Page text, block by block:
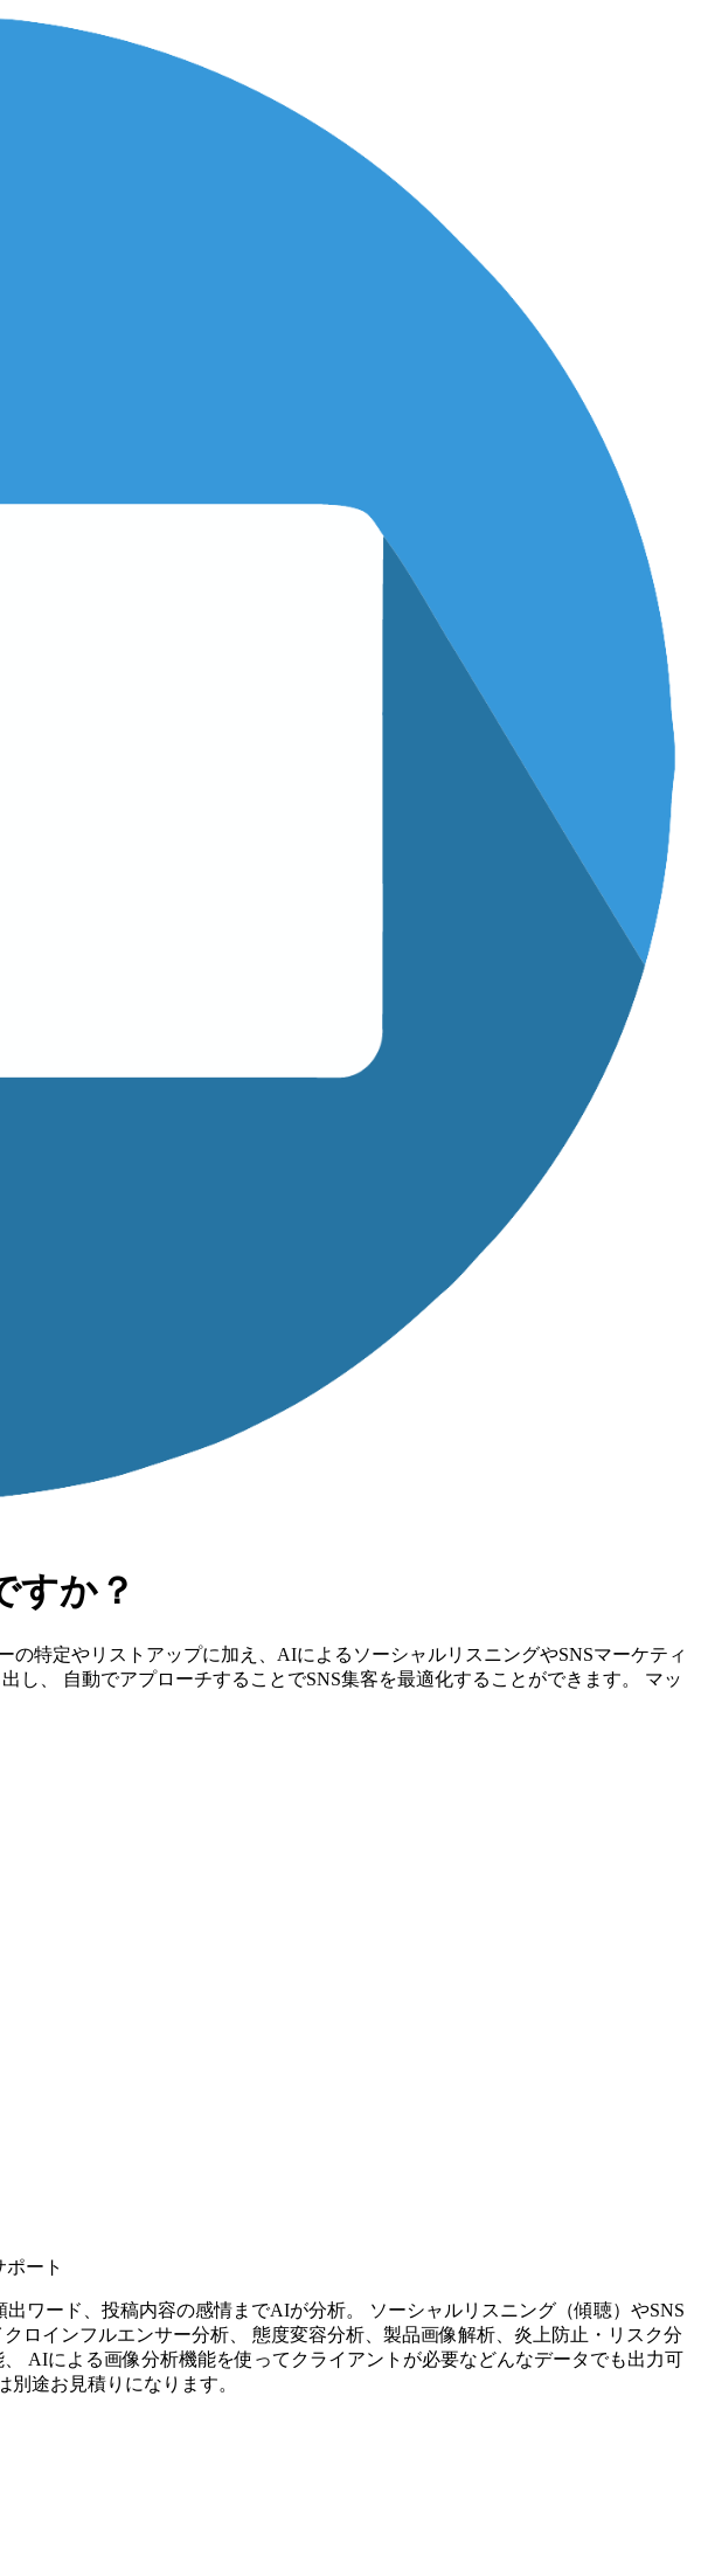
すか？
特定やリストアップに加え、AIによるソーシャルリスニングやSNSマーケティ
し、 自動でアプローチすることでSNS集客を最適化することができます。 マッ
ート
ワード、投稿内容の感情までAIが分析。 ソーシャルリスニング（傾聴）やSNS
ロインフルエンサー分析、 態度変容分析、製品画像解析、炎上防止・リスク分
AIによる画像分析機能を使ってクライアントが必要などんなデータでも出力可
途お見積りになります。